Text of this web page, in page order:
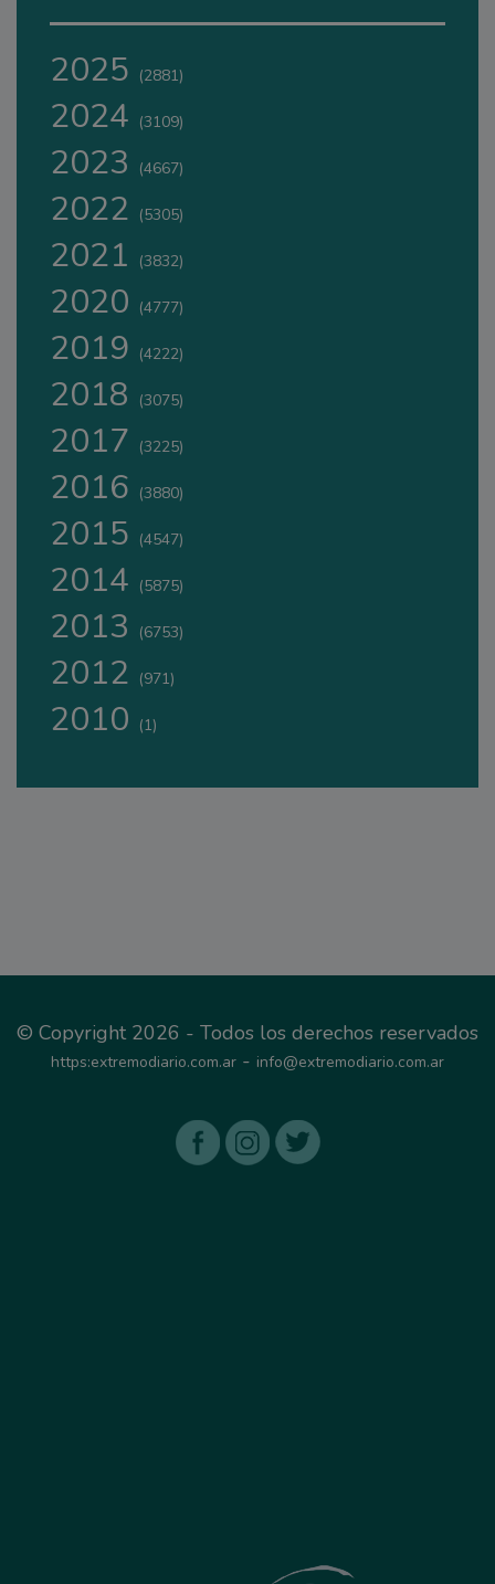
2025 (2881)
2024 (3109)
2023 (4667)
2022 (5305)
2021 (3832)
2020 (4777)
2019 (4222)
2018 (3075)
2017 (3225)
2016 (3880)
2015 (4547)
2014 (5875)
2013 (6753)
2012 (971)
2010 (1)
© Copyright 2026 - Todos los derechos reservados
https:extremodiario.com.ar - info@extremodiario.com.ar